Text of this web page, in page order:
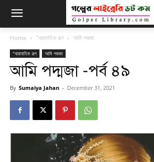
Home "ধারাবাহিক গল্প আমি পদ্মজা
"ধারাবাহিক গল্প আমি পদ্মজা
আমি পদ্মজা -পর্ব ৪৯
By Sumaiya Jahan - December 31, 2021